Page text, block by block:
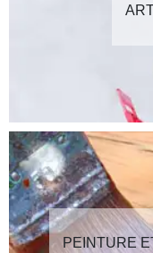
PEINTURE